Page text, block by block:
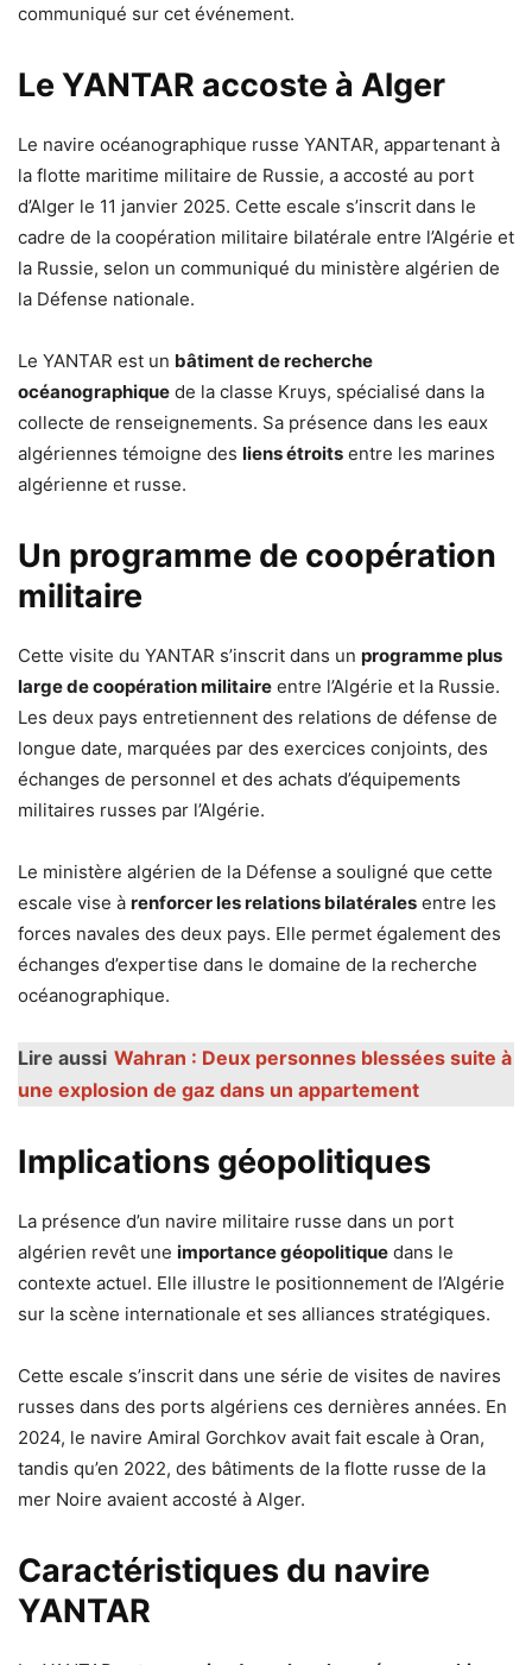
communiqué sur cet événement.
Le YANTAR accoste à Alger
Le navire océanographique russe YANTAR, appartenant à
la flotte maritime militaire de Russie, a accosté au port
d’Alger le 11 janvier 2025. Cette escale s’inscrit dans le
cadre de la coopération militaire bilatérale entre l’Algérie et
la Russie, selon un communiqué du ministère algérien de
la Défense nationale.
Le YANTAR est un bâtiment de recherche
océanographique de la classe Kruys, spécialisé dans la
collecte de renseignements. Sa présence dans les eaux
algériennes témoigne des liens étroits entre les marines
algérienne et russe.
Un programme de coopération
militaire
Cette visite du YANTAR s’inscrit dans un programme plus
large de coopération militaire entre l’Algérie et la Russie.
Les deux pays entretiennent des relations de défense de
longue date, marquées par des exercices conjoints, des
échanges de personnel et des achats d’équipements
militaires russes par l’Algérie.
Le ministère algérien de la Défense a souligné que cette
escale vise à renforcer les relations bilatérales entre les
forces navales des deux pays. Elle permet également des
échanges d’expertise dans le domaine de la recherche
océanographique.
Lire aussi Wahran : Deux personnes blessées suite à
une explosion de gaz dans un appartement
Implications géopolitiques
La présence d’un navire militaire russe dans un port
algérien revêt une importance géopolitique dans le
contexte actuel. Elle illustre le positionnement de l’Algérie
sur la scène internationale et ses alliances stratégiques.
Cette escale s’inscrit dans une série de visites de navires
russes dans des ports algériens ces dernières années. En
2024, le navire Amiral Gorchkov avait fait escale à Oran,
tandis qu’en 2022, des bâtiments de la flotte russe de la
mer Noire avaient accosté à Alger.
Caractéristiques du navire
YANTAR